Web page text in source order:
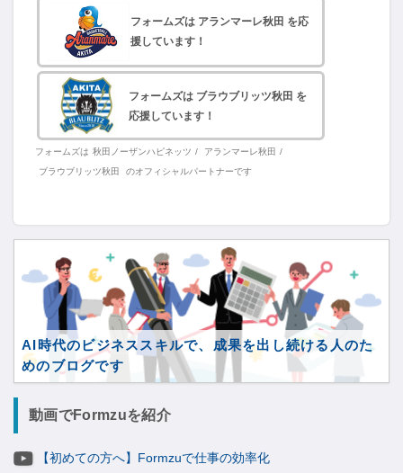
フォームズは アランマーレ秋田 を応
援しています！
フォームズは ブラウブリッツ秋田 を
応援しています！
フォームズは 秋田ノーザンハピネッツ / アランマーレ秋田 /
ブラウブリッツ秋田
のオフィシャルパートナーです
AI時代のビジネススキルで、成果を出し続ける人のた
めのブログです
動画でFormzuを紹介
【初めての方へ】Formzuで仕事の効率化